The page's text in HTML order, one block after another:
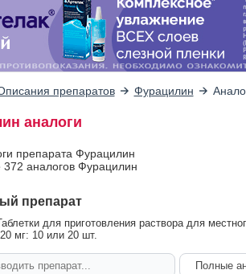
препаратов Фурацилин
аналоги
препарата Фурацилин
372 аналогов Фурацилин
препарат
для приготовления раствора для
мг: 10 или 20 шт.